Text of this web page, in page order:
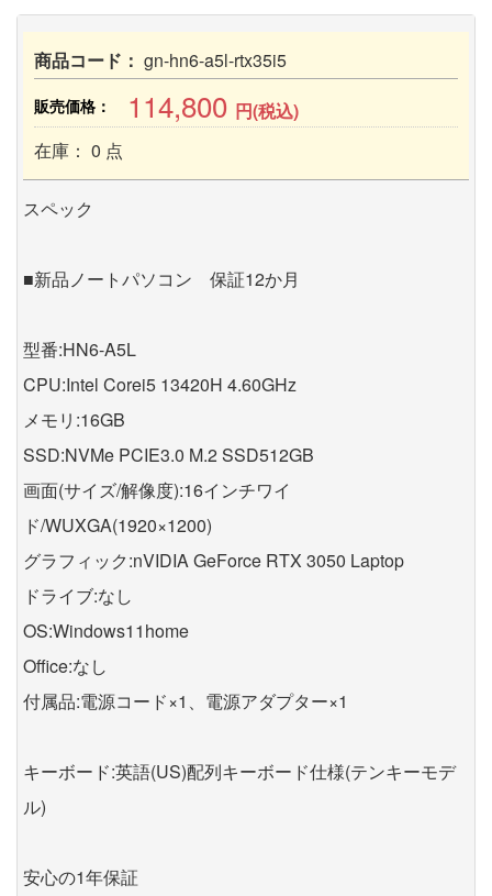
商品コード： gn-hn6-a5l-rtx35i5
販売価格： 114,800 円(税込)
在庫： 0 点
スペック
■新品ノートパソコン 保証12か月
型番:HN6-A5L
CPU:Intel Corei5 13420H 4.60GHz
メモリ:16GB
SSD:NVMe PCIE3.0 M.2 SSD512GB
画面(サイズ/解像度):16インチワイ
ド/WUXGA(1920×1200)
グラフィック:nVIDIA GeForce RTX 3050 Laptop
ドライブ:なし
OS:Windows11home
Office:なし
付属品:電源コード×1、電源アダプター×1
キーボード:英語(US)配列キーボード仕様(テンキーモデ
ル)
安心の1年保証